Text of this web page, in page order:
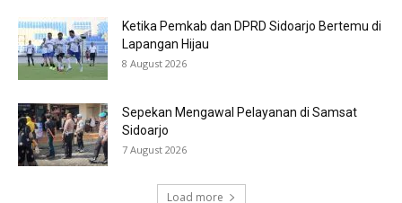
Ketika Pemkab dan DPRD Sidoarjo Bertemu di
Lapangan Hijau
8 August 2026
Sepekan Mengawal Pelayanan di Samsat
Sidoarjo
7 August 2026
Load more